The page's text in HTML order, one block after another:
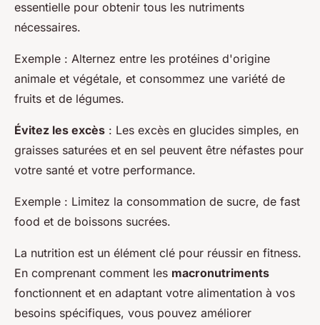
essentielle pour obtenir tous les nutriments
nécessaires.
Exemple : Alternez entre les protéines d'origine
animale et végétale, et consommez une variété de
fruits et de légumes.
Évitez les excès : Les excès en glucides simples, en
graisses saturées et en sel peuvent être néfastes pour
votre santé et votre performance.
Exemple : Limitez la consommation de sucre, de fast
food et de boissons sucrées.
La nutrition est un élément clé pour réussir en fitness.
En comprenant comment les macronutriments
fonctionnent et en adaptant votre alimentation à vos
besoins spécifiques, vous pouvez améliorer